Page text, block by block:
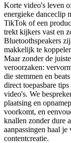
Korte video's leven
energieke danceclip
TikTok of een
trekt kijkers vast en
Bluetoothspeakers
makkelijk te
Maar zonder de
veroorzaken:
die stemmen en
direct toepasbare
video's. We
plaatsing en
voorkomt, en
knallen zonder dure
aanpassingen haal
contentcreatie.